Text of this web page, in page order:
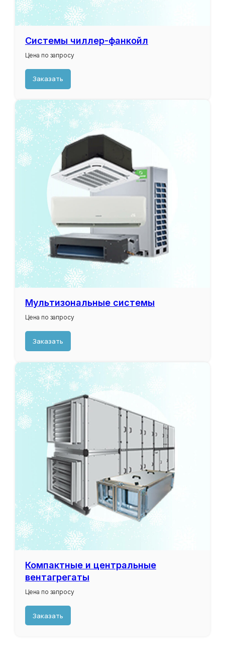
Системы чиллер-фанкойл
Цена по запросу
Заказать
Мультизональные системы
Цена по запросу
Заказать
Компактные и центральные
вентагрегаты
Цена по запросу
Заказать
Промышленные компрессоры